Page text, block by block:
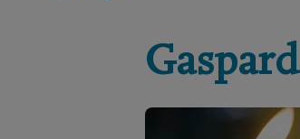
Gaspard